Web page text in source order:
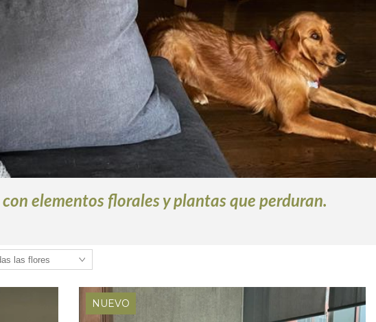
con elementos florales y plantas que perduran.
NUEVO